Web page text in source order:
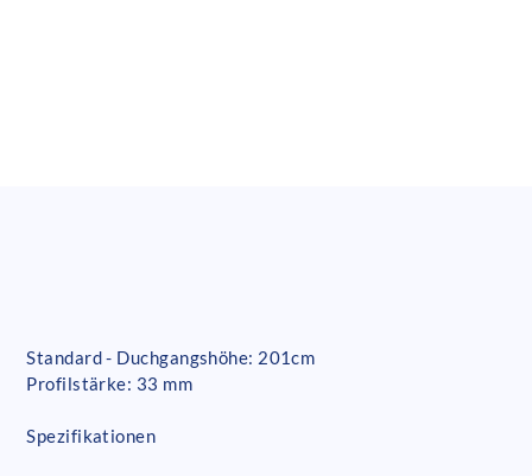
Standard - Duchgangshöhe: 201cm
Profilstärke: 33 mm
Spezifikationen